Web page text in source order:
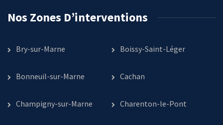
Nos Zones D’interventions
Bry-sur-Marne Boissy-Saint-Léger
Bonneuil-sur-Marne Cachan
Champigny-sur-Marne Charenton-le-Pont